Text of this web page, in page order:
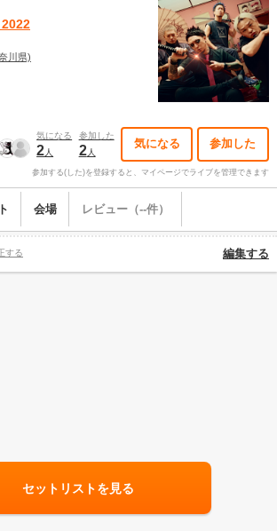
川県)
気になる
2人
参加した
2人
気になる 参加した
参加する(した)を登録すると、マイページでライブを管理できます
会場 レビュー（--件）
する 編集する
セットリストを見る